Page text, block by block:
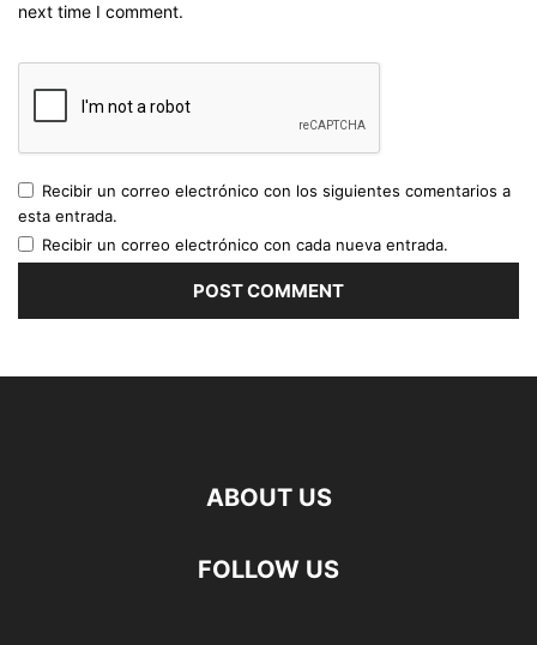
next time I comment.
Recibir un correo electrónico con los siguientes comentarios a
esta entrada.
Recibir un correo electrónico con cada nueva entrada.
ABOUT US
FOLLOW US